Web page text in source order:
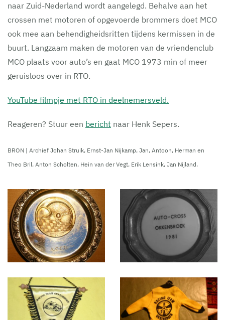
naar Zuid-Nederland wordt aangelegd. Behalve aan het
crossen met motoren of opgevoerde brommers doet MCO
ook mee aan behendigheidsritten tijdens kermissen in de
buurt. Langzaam maken de motoren van de vriendenclub
MCO plaats voor auto’s en gaat MCO 1973 min of meer
geruisloos over in RTO.
YouTube filmpje met RTO in deelnemersveld.
Reageren? Stuur een bericht naar Henk Sepers.
BRON | Archief Johan Struik, Ernst-Jan Nijkamp, Jan, Antoon, Herman en
Theo Bril, Anton Scholten, Hein van der Vegt, Erik Lensink, Jan Nijland.